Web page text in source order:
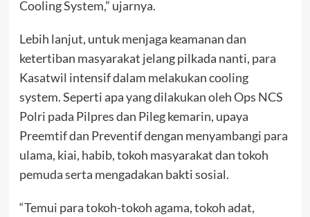
Cooling System,” ujarnya.
Lebih lanjut, untuk menjaga keamanan dan
ketertiban masyarakat jelang pilkada nanti, para
Kasatwil intensif dalam melakukan cooling
system. Seperti apa yang dilakukan oleh Ops NCS
Polri pada Pilpres dan Pileg kemarin, upaya
Preemtif dan Preventif dengan menyambangi para
ulama, kiai, habib, tokoh masyarakat dan tokoh
pemuda serta mengadakan bakti sosial.
“Temui para tokoh-tokoh agama, tokoh adat,